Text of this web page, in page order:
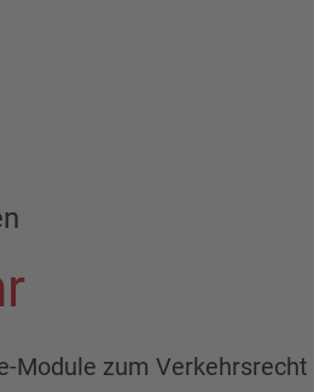
Module zum Verkehrsrecht